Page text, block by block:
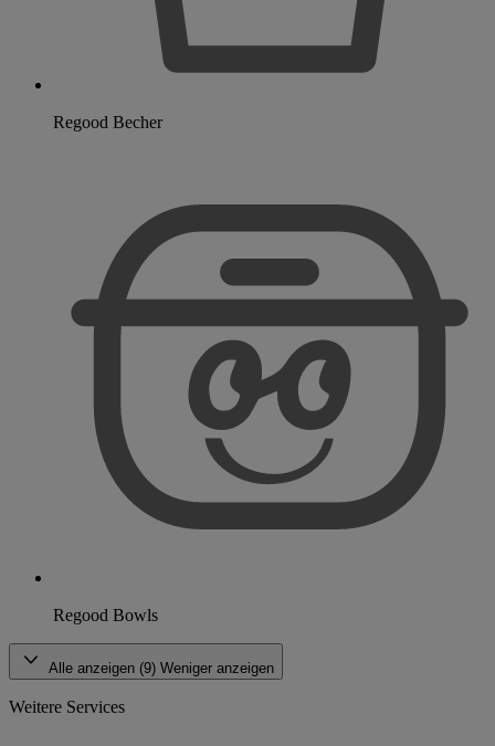
Regood Becher
Regood Bowls
Alle anzeigen (9) Weniger anzeigen
Weitere Services